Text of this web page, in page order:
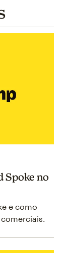
Spoke no
e como